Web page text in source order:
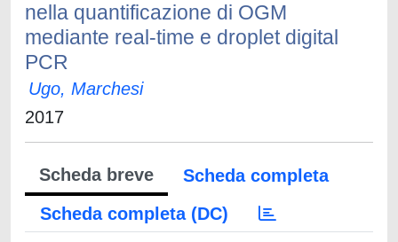
nella quantificazione di OGM
mediante real-time e droplet digital
PCR
Ugo, Marchesi
2017
Scheda breve
Scheda completa
Scheda completa (DC)